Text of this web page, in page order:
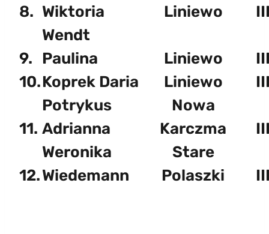
8. Wiktoria
Liniewo
9.
Wendt
Paulina
Liniewo
10.Koprek Daria Liniewo
11.
Potrykus
Adrianna
Nowa
Karczma
12.
Weronika
Wiedemann
Stare
Polaszki